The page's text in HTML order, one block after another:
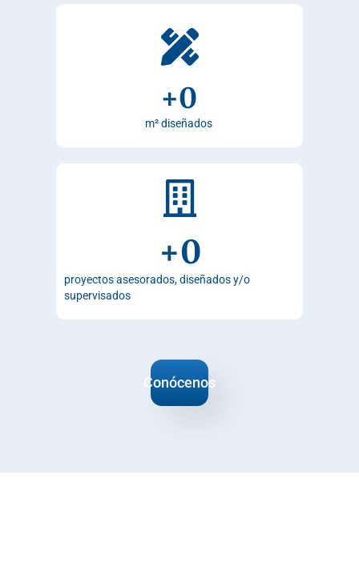
m² diseñados
+0
proyectos asesorados, diseñados y/o
supervisados
+0
Conócenos